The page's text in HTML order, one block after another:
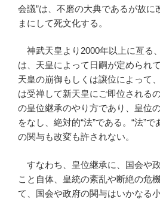
会議”は、不磨の大典であるが故に
まにして死文化する。
神武天皇より2000年以上に亙る
は、天皇によって日嗣が定められ
天皇の崩御もしくは譲位によって
は受禅して新天皇にご即位される
の皇位継承のやり方であり、皇位
をなし、絶対的“法”である。“法”
の関与も改変も許されない。
すなわち、皇位継承に、国会や
こと自体、皇統の紊乱や断絶の危
て、国会や政府の関与はいかなる